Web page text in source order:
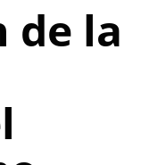
de la